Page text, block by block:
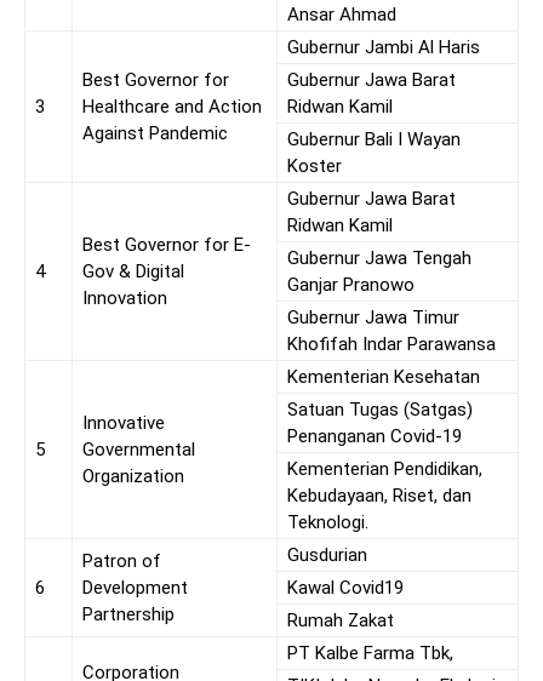
Ansar Ahmad
3
Best Governor for
Healthcare and Action
Against Pandemic
Gubernur Jambi Al Haris
Gubernur Jawa Barat
Ridwan Kamil
Gubernur Bali I Wayan
Koster
4
Best Governor for E-
Gov & Digital
Innovation
Gubernur Jawa Barat
Ridwan Kamil
Gubernur Jawa Tengah
Ganjar Pranowo
Gubernur Jawa Timur
Khofifah Indar Parawansa
5
Innovative
Governmental
Organization
Kementerian Kesehatan
Satuan Tugas (Satgas)
Penanganan Covid-19
Kementerian Pendidikan,
Kebudayaan, Riset, dan
Teknologi.
6
Patron of
Development
Partnership
Gusdurian
Kawal Covid19
Rumah Zakat
Corporation
PT Kalbe Farma Tbk,